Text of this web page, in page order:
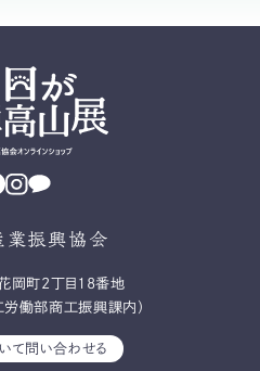
業振興協会
岡町2丁⽬18番地
労働部商工振興課内）
て問い合わせる